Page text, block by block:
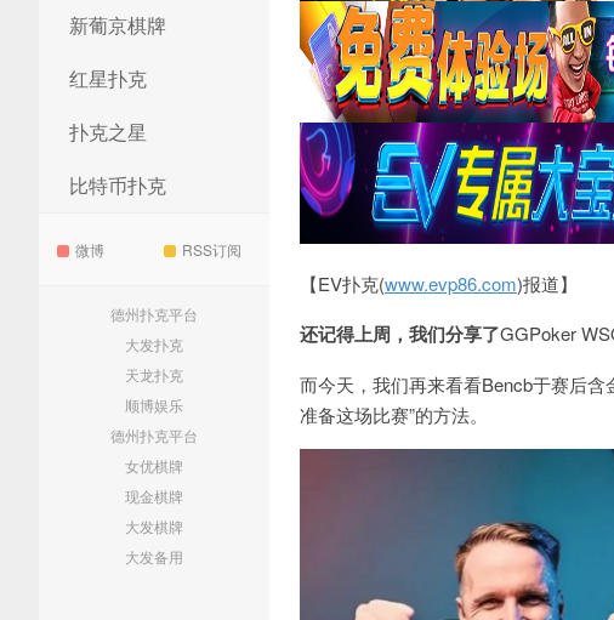
新葡京棋牌
红星扑克
扑克之星
比特币扑克
微博 RSS订阅
德州扑克平台
大发扑克
天龙扑克
顺博娱乐
德州扑克平台
女优棋牌
现金棋牌
大发棋牌
大发备用
【EV扑克(www.evp86.com)报道】
还记得上周，我们分享了GGPoker
而今天，我们再来看看Bencb于赛后含
准备这场比赛”的方法。